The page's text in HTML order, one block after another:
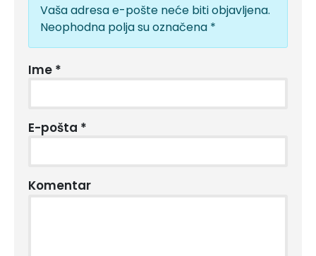
Vaša adresa e-pošte neće biti objavljena.
Neophodna polja su označena *
Ime *
E-pošta *
Komentar